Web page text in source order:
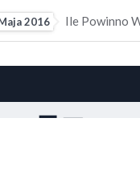
2016 Ile Powinno Wynosić